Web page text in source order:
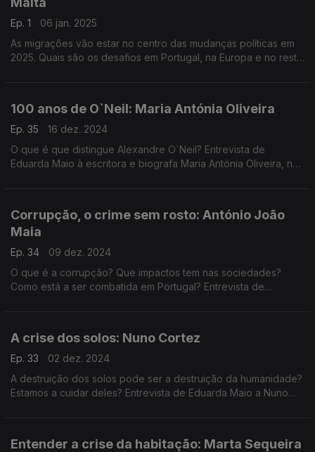
Ep. 1
06 jan. 2025
As migrações vão estar no centro das mudanças políticas em
2025. Quais são os desafios em Portugal, na Europa e no resto
100 anos de O`Neil: Maria Antónia Oliveira
Ep. 35
16 dez. 2024
O que é que distingue Alexandre O`Neil? Entrevista de
Eduarda Maio à escritora e biografa Maria Antónia Oliveira, no
Corrupção, o crime sem rosto: António João
Maia
Ep. 34
09 dez. 2024
O que é a corrupção? Que impactos tem nas sociedades?
Como está a ser combatida em Portugal? Entrevista de
A crise dos solos: Nuno Cortez
Ep. 33
02 dez. 2024
A destruição dos solos pode ser a destruição da humanidade?
Estamos a cuidar deles? Entrevista de Eduarda Maio a Nuno
Entender a crise da habitação: Marta Sequeira